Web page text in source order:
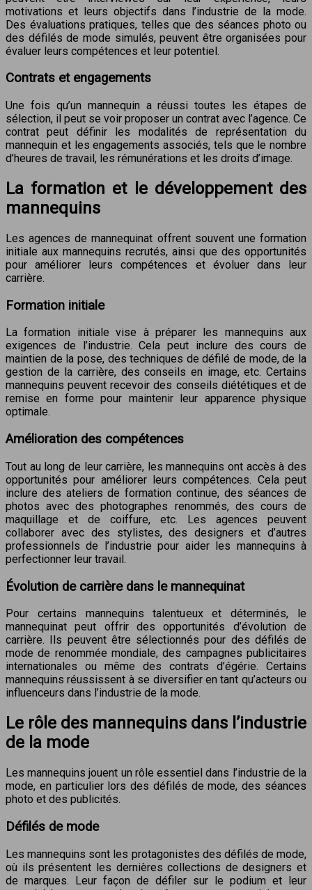
motivations et leurs objectifs dans l’industrie de la mode.
Des évaluations pratiques, telles que des séances photo ou
des défilés de mode simulés, peuvent être organisées pour
évaluer leurs compétences et leur potentiel.
Contrats et engagements
Une fois qu’un mannequin a réussi toutes les étapes de
sélection, il peut se voir proposer un contrat avec l’agence. Ce
contrat peut définir les modalités de représentation du
mannequin et les engagements associés, tels que le nombre
d’heures de travail, les rémunérations et les droits d’image.
La formation et le développement des
mannequins
Les agences de mannequinat offrent souvent une formation
initiale aux mannequins recrutés, ainsi que des opportunités
pour améliorer leurs compétences et évoluer dans leur
carrière.
Formation initiale
La formation initiale vise à préparer les mannequins aux
exigences de l’industrie. Cela peut inclure des cours de
maintien de la pose, des techniques de défilé de mode, de la
gestion de la carrière, des conseils en image, etc. Certains
mannequins peuvent recevoir des conseils diététiques et de
remise en forme pour maintenir leur apparence physique
optimale.
Amélioration des compétences
Tout au long de leur carrière, les mannequins ont accès à des
opportunités pour améliorer leurs compétences. Cela peut
inclure des ateliers de formation continue, des séances de
photos avec des photographes renommés, des cours de
maquillage et de coiffure, etc. Les agences peuvent
collaborer avec des stylistes, des designers et d’autres
professionnels de l’industrie pour aider les mannequins à
perfectionner leur travail.
Évolution de carrière dans le mannequinat
Pour certains mannequins talentueux et déterminés, le
mannequinat peut offrir des opportunités d’évolution de
carrière. Ils peuvent être sélectionnés pour des défilés de
mode de renommée mondiale, des campagnes publicitaires
internationales ou même des contrats d’égérie. Certains
mannequins réussissent à se diversifier en tant qu’acteurs ou
influenceurs dans l’industrie de la mode.
Le rôle des mannequins dans l’industrie
de la mode
Les mannequins jouent un rôle essentiel dans l’industrie de la
mode, en particulier lors des défilés de mode, des séances
photo et des publicités.
Défilés de mode
Les mannequins sont les protagonistes des défilés de mode,
où ils présentent les dernières collections de designers et
de marques. Leur façon de défiler sur le podium et leur